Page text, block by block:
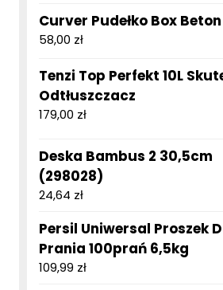
Curver Pudełko Box
58,00 zł
Tenzi Top Perfekt 10L
Odtłuszczacz
179,00 zł
Deska Bambus 2 30,5cm
(298028)
24,64 zł
Persil Uniwersal Proszek
Prania 100prań 6,5kg
109,99 zł